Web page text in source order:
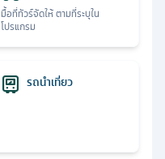
มื้อที่ทัวร์จัดให้ ตามที่ระบุใน
โปรแกรม
รถนำเที่ยว